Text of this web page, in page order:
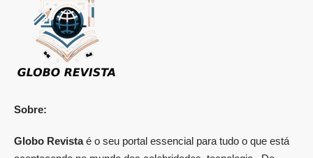
Sobre:
Globo Revistaé o seu portal essencial para tudo o que está